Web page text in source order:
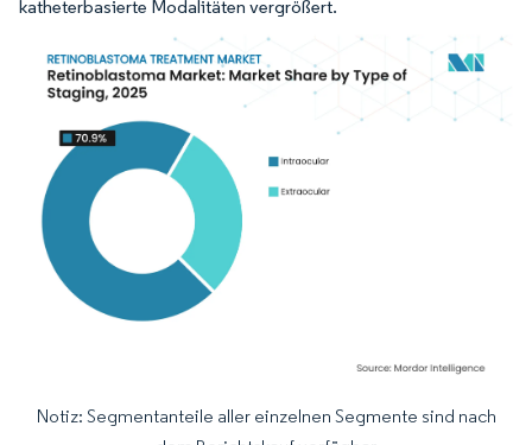
katheterbasierte Modalitäten vergrößert.
Bild © Mordor Intelligence. Wiederverwendung erfordert Namensnennung
Notiz: Segmentanteile aller einzelnen Segmente sind nach